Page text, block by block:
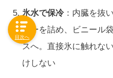
氷水で保冷：内臓を抜
パーを詰め、ビニール
スへ。直接氷に触れな
けしない
目次へ